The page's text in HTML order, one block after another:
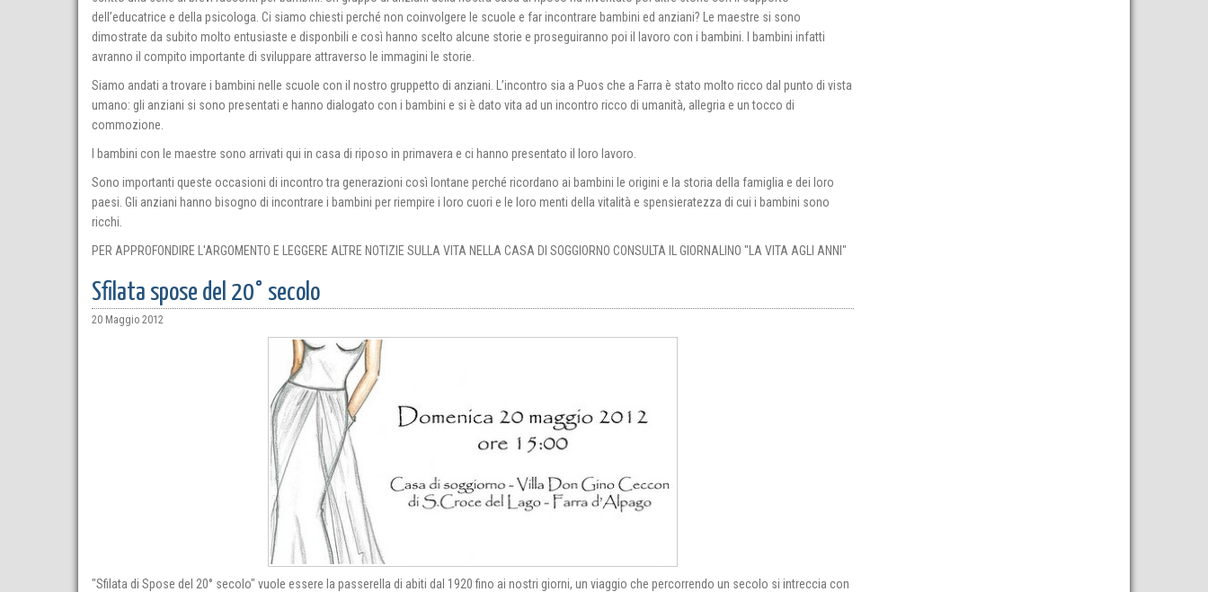
dell’educatrice e della psicologa. Ci siamo chiesti perché non coinvolgere le scuole e far incontrare bambini ed anziani? Le maestre si sono
dimostrate da subito molto entusiaste e disponbili e così hanno scelto alcune storie e proseguiranno poi il lavoro con i bambini. I bambini infatti
avranno il compito importante di sviluppare attraverso le immagini le storie.
Siamo andati a trovare i bambini nelle scuole con il nostro gruppetto di anziani. L’incontro sia a Puos che a Farra è stato molto ricco dal punto di vista
umano: gli anziani si sono presentati e hanno dialogato con i bambini e si è dato vita ad un incontro ricco di umanità, allegria e un tocco di
commozione.
I bambini con le maestre sono arrivati qui in casa di riposo in primavera e ci hanno presentato il loro lavoro.
Sono importanti queste occasioni di incontro tra generazioni così lontane perché ricordano ai bambini le origini e la storia della famiglia e dei loro
paesi. Gli anziani hanno bisogno di incontrare i bambini per riempire i loro cuori e le loro menti della vitalità e spensieratezza di cui i bambini sono
ricchi.
PER APPROFONDIRE L'ARGOMENTO E LEGGERE ALTRE NOTIZIE SULLA VITA NELLA CASA DI SOGGIORNO CONSULTA IL GIORNALINO "LA VITA AGLI ANNI"
Sfilata spose del 20° secolo
20 Maggio 2012
"Sfilata di Spose del 20° secolo" vuole essere la passerella di abiti dal 1920 fino ai nostri giorni, un viaggio che percorrendo un secolo si intreccia con